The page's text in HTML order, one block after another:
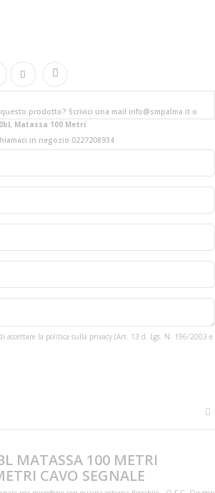
prodotto? Scrivici una mail info@smpalma.it o
in negozio 0227208934
Matassa 100 Metri
accettare la politica sulla privacy (Art. 13 d. Lgs. N. 196/2003 e
MATASSA 100 METRI
CAVO SEGNALE